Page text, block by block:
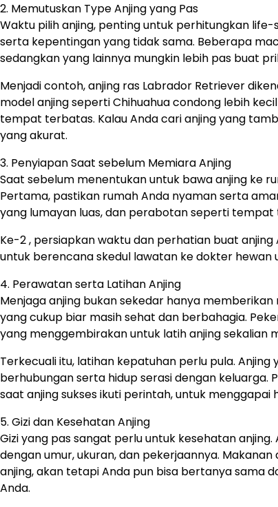
2. Memutuskan Type Anjing yang Pas
Waktu pilih anjing, penting untuk perhitungkan
serta kepentingan yang tidak sama. Beberapa
sedangkan yang lainnya mungkin lebih pas buat
Menjadi contoh, anjing ras Labrador Retriever
model anjing seperti Chihuahua condong lebih
tempat terbatas. Kalau Anda cari anjing yang
yang akurat.
3. Penyiapan Saat sebelum Memiara Anjing
Saat sebelum menentukan untuk bawa anjing ke
Pertama, pastikan rumah Anda nyaman serta
yang lumayan luas, dan perabotan seperti
Ke-2 , persiapkan waktu dan perhatian buat
untuk berencana skedul lawatan ke dokter
4. Perawatan serta Latihan Anjing
Menjaga anjing bukan sekedar hanya
yang cukup biar masih sehat dan berbahagia.
yang menggembirakan untuk latih anjing sekalian
Terkecuali itu, latihan kepatuhan perlu pula.
berhubungan serta hidup serasi dengan
saat anjing sukses ikuti perintah, untuk menggapai
5. Gizi dan Kesehatan Anjing
Gizi yang pas sangat perlu untuk kesehatan
dengan umur, ukuran, dan pekerjaannya.
anjing, akan tetapi Anda pun bisa bertanya sama
Anda.